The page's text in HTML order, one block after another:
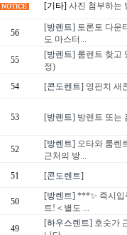
[기타] 사진 첨부하는
56
[방렌트] 토론토 다운
도 마스터...
55
[방렌트] 룸렌트 찾고
정)
54
[콘도렌트] 영핀치 새
53 [방렌트] 방렌트 또는
52
[방렌트] 오타와 룸렌
근처의 방...
51
[콘도렌트]
50
[방렌트] ***✨ 즉시입
트!＜별도 ...
49
[하우스렌트] 호숫가